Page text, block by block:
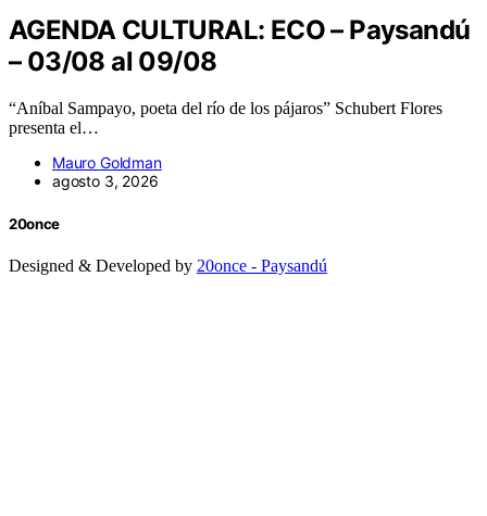
AGENDA CULTURAL: ECO – Paysandú
– 03/08 al 09/08
“Aníbal Sampayo, poeta del río de los pájaros” Schubert Flores
presenta el…
Mauro Goldman
agosto 3, 2026
20once
Designed & Developed by 20once - Paysandú